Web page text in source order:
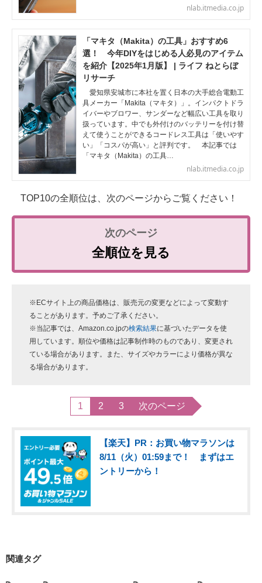
nlab.itmedia.co.jp
「マキタ（Makita）の工具」おすすめ6
選！ 今年DIYをはじめる人必見のアイテム
を紹介【2025年1月版】 | ライフ ねとらぼ
リサーチ
愛知県安城市に本社を置く日本の大手総合電動工
具メーカー「Makita（マキタ）」。インパクトドラ
イバーやブロワー、サンダーなど幅広い工具を取り
扱っています。中でも外付けのバッテリーを付け替
えて使うことができるコードレス工具は「使いやす
い」「コスパが高い」と評判です。 本記事では
「マキタ（Makita）の工具…
nlab.itmedia.co.jp
TOP10の全順位は、次のページからご覧ください！
全順位を見る
※ECサイト上の商品価格は、販売元の変更などによって変動す
ることがあります。予めご了承ください。
※当記事では、Amazon.co.jpの検索結果に基づいたデータを使
用しています。順位や価格は記事制作時のものであり、変更され
ている場合があります。また、サイズやカラーにより価格が異な
る場合があります。
1 2 3 次のページ
【楽天】PR：お買い物マラソンは
8/11（火）01:59まで！ まずはエ
ントリーから！
関連タグ